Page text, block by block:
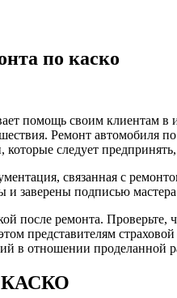
по каско
помощь своим клиентам
Ремонт
следует
связанная с
заверены подписью
после ремонта.
представителям
в отношении проделанной
КАСКО